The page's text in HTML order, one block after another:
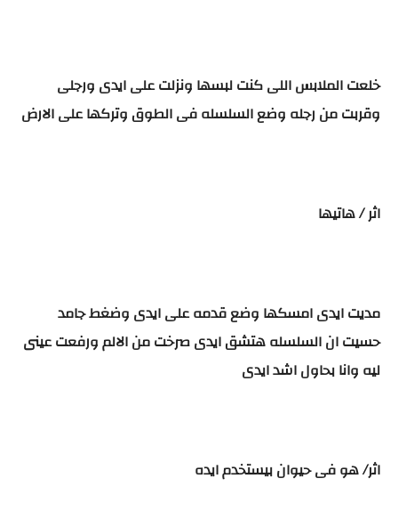
خلعت الملابس اللى كنت لبسها ونزلت على ايدى ورجلى
وقربت من رجله وضع السلسله فى الطوق وتركها على الارض
اثر / هاتيها
مديت ايدى امسكها وضع قدمه على ايدى وضغط جامد
حسيت ان السلسله هتشق ايدى صرخت من الالم ورفعت عينى
ليه وانا بحاول اشد ايدى
اثر/ هو فى حيوان بيستخدم ايده